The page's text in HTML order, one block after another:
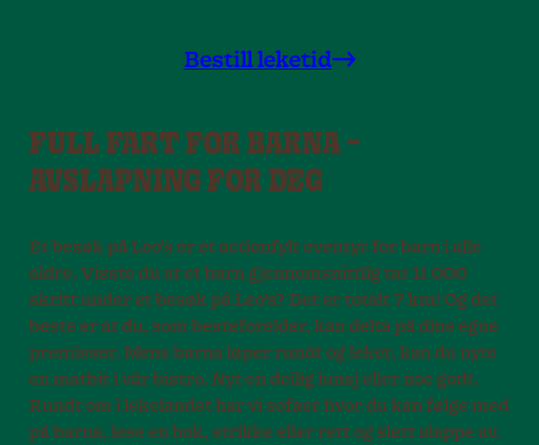
Bestill leketid
FULL FART FOR BARNA –
AVSLAPNING FOR DEG
Et besøk på Leo’s er et actionfylt eventyr for barn i alle
aldre. Visste du at et barn gjennomsnittlig tar 11 000
skritt under et besøk på Leo’s? Det er totalt 7 km! Og det
beste er at du, som besteforelder, kan delta på dine egne
premisser. Mens barna løper rundt og leker, kan du nyte
en matbit i vår bistro. Nyt en deilig lunsj eller noe godt.
Rundt om i lekelandet har vi sofaer hvor du kan følge med
på barna, lese en bok, strikke eller rett og slett slappe av.